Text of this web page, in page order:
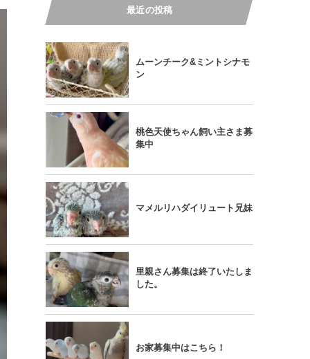
最近の投稿
ムーンチーク&ミントシナモ
ン
桃色天使ちゃん飼い主さま募
集中
マメルリハダイリュート兄妹
里親さん募集は終了いたしま
した。
お家募集中はこちら！